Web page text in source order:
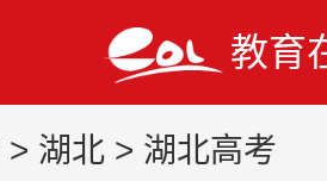
教育
> 湖北 > 湖北高考